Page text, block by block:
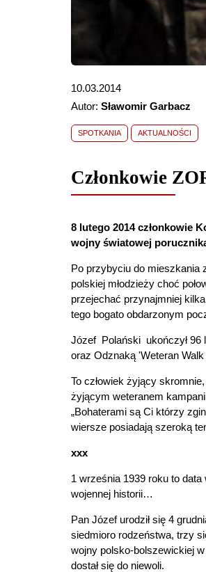
10.03.2014
Autor: Sławomir Garbacz
SPOTKANIA AKTUALNOŚCI
Członkowie
8 lutego 2014 członkowie
wojny światowej
Po przybyciu do mieszkania
polskiej młodzieży choć
przejechać przynajmniej
tego bogato obdarzonym
Józef Polański ukończył 96
oraz Odznaką 'Weteran Walk
To człowiek żyjący
żyjącym weteranem
„Bohaterami są Ci którzy
wiersze posiadają szeroką
xxx
1 września 1939 roku to
wojennej historii…
Pan Józef urodził się 4
siedmioro rodzeństwa, trzy
wojny polsko-bolszewickiej
dostał się do niewoli.